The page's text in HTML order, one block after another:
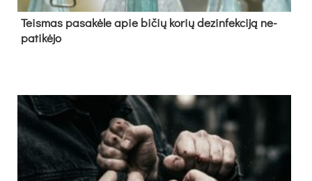
Teis­mas pa­sa­kė­le apie bi­čių ko­rių de­zin­fek­ci­ją ne­
pa­ti­kė­jo